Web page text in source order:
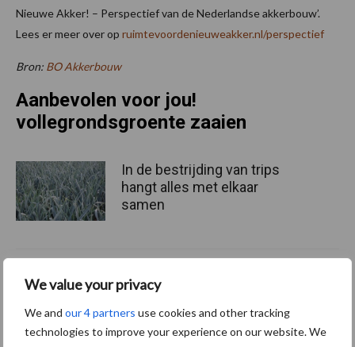
We value your privacy
We and our 4 partners use cookies and other tracking
technologies to improve your experience on our website. We
Nieuwe Akker! – Perspectief van de Nederlandse akkerbouw’.
Lees er meer over op ruimtevoordenieuweakker.nl/perspectief
Bron: BO Akkerbouw
Aanbevolen voor jou!
vollegrondsgroente zaaien
In de bestrijding van trips
hangt alles met elkaar
samen
biologische quinoa uit
Nederland